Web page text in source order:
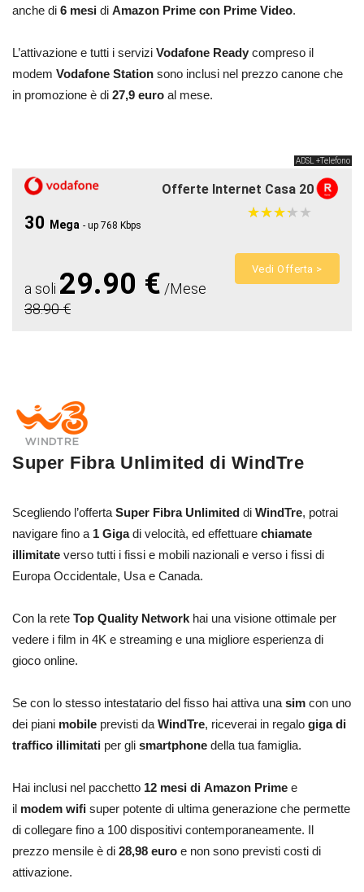
anche di 6 mesi di Amazon Prime con Prime Video.
L’attivazione e tutti i servizi Vodafone Ready compreso il
modem Vodafone Station sono inclusi nel prezzo canone che
in promozione è di 27,9 euro al mese.
ADSL +Telefono
Offerte Internet Casa 20
30 Mega - up 768 Kbps
★★★★★
★★★★★
a soli 29.90 € /Mese
38.90 €
Vedi Offerta >
Super Fibra Unlimited di WindTre
Scegliendo l’offerta Super Fibra Unlimited di WindTre, potrai
navigare fino a 1 Gigadi velocità, ed effettuare chiamate
illimitate verso tutti i fissi e mobili nazionali e verso i fissi di
Europa Occidentale, Usa e Canada.
Con la rete Top Quality Network hai una visione ottimale per
vedere i film in 4K e streaming e una migliore esperienza di
gioco online.
Se con lo stesso intestatario del fisso hai attiva una sim con uno
dei piani mobile previsti da WindTre, riceverai in regalo giga di
traffico illimitati per gli smartphone della tua famiglia.
Hai inclusi nel pacchetto 12 mesi di Amazon Prime e
il modem wifi super potente di ultima generazione che permette
di collegare fino a 100 dispositivi contemporaneamente. Il
prezzo mensile è di 28,98 euro e non sono previsti costi di
attivazione.